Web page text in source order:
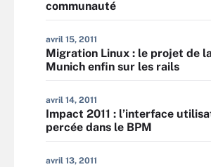
communauté
avril 15, 2011
Migration Linux : le projet de
Munich enfin sur les rails
avril 14, 2011
Impact 2011 : l’interface
percée dans le BPM
avril 13, 2011